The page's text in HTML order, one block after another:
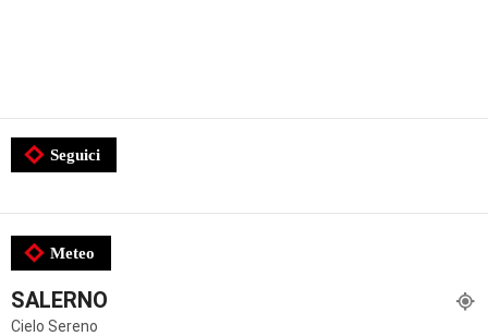
Seguici
Meteo
SALERNO
Cielo Sereno